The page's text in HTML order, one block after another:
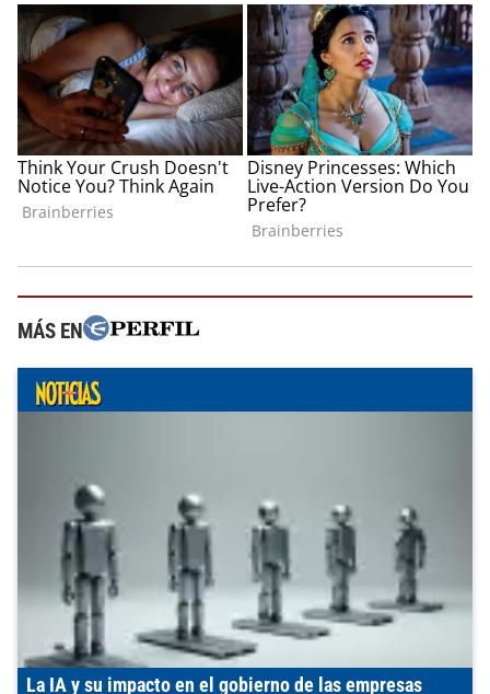
MÁS EN
La IA y su impacto en el gobierno de las empresas